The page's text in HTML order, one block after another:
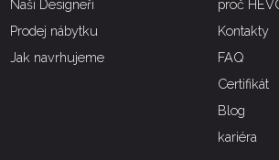
Naši Designeři
Prodej nábytku
Jak navrhujeme
proč
Kontakty
FAQ
Certifikát
Blog
kariéra